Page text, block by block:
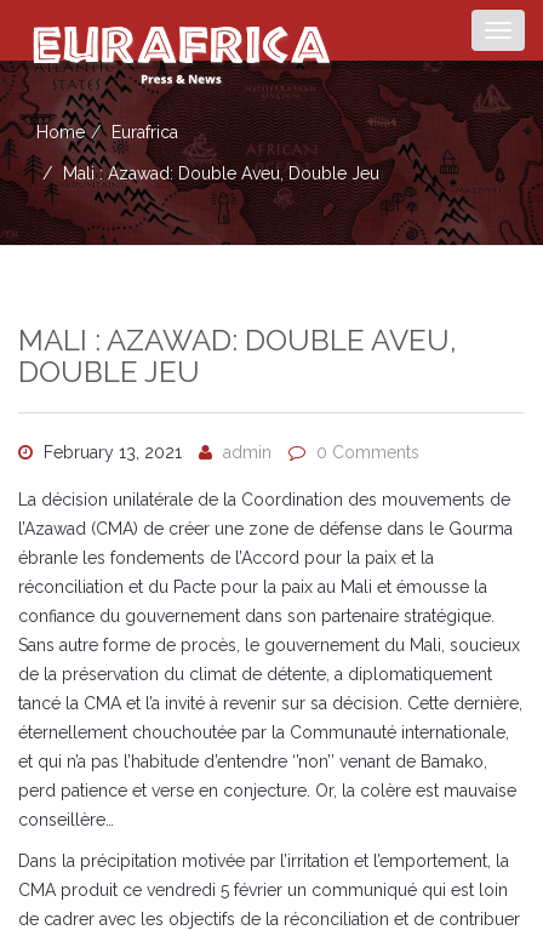
Home Eurafrica
Mali : Azawad: Double Aveu, Double Jeu
MALI : AZAWAD: DOUBLE AVEU,
DOUBLE JEU
February 13, 2021 admin 0 Comments
La décision unilatérale de la Coordination des mouvements de
l’Azawad (CMA) de créer une zone de défense dans le Gourma
ébranle les fondements de l’Accord pour la paix et la
réconciliation et du Pacte pour la paix au Mali et émousse la
confiance du gouvernement dans son partenaire stratégique.
Sans autre forme de procès, le gouvernement du Mali, soucieux
de la préservation du climat de détente, a diplomatiquement
tancé la CMA et l’a invité à revenir sur sa décision. Cette dernière,
éternellement chouchoutée par la Communauté internationale,
et qui n’a pas l’habitude d’entendre ‘’non’’ venant de Bamako,
perd patience et verse en conjecture. Or, la colère est mauvaise
conseillère…
Dans la précipitation motivée par l’irritation et l’emportement, la
CMA produit ce vendredi 5 février un communiqué qui est loin
de cadrer avec les objectifs de la réconciliation et de contribuer